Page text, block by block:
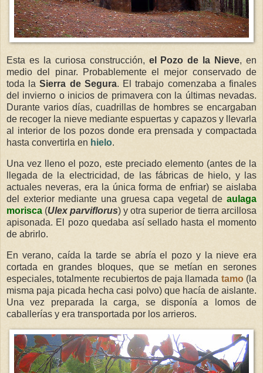
Esta es la curiosa construcción, el Pozo de la Nieve, en
medio del pinar. Probablemente el mejor conservado de
toda laSierra de Segura. El trabajo comenzaba a finales
del invierno o inicios de primavera con la últimas nevadas.
Durante varios días, cuadrillas de hombres se encargaban
de recoger la nieve mediante espuertas y capazos y llevarla
al interior de los pozos donde era prensada y compactada
hasta convertirla en hielo.
Una vez lleno el pozo, este preciado elemento (antes de la
llegada de la electricidad, de las fábricas de hielo, y las
actuales neveras, era la única forma de enfriar) se aislaba
del exterior mediante una gruesa capa vegetal de aulaga
morisca (Ulex parviflorus) y otra superior de tierra arcillosa
apisonada. El pozo quedaba así sellado hasta el momento
de abrirlo.
En verano, caída la tarde se abría el pozo y la nieve era
cortada en grandes bloques, que se metían en serones
especiales, totalmente recubiertos de paja llamada tamo (la
misma paja picada hecha casi polvo) que hacía de aislante.
Una vez preparada la carga, se disponía a lomos de
caballerías y era transportada por los arrieros.